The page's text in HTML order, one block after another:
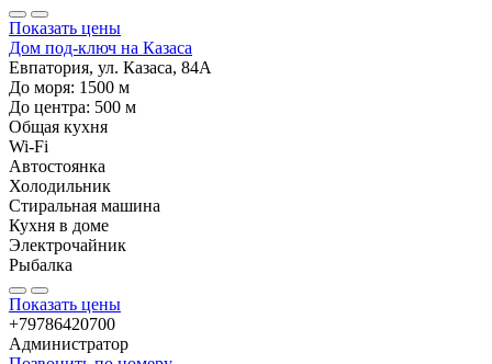
Показать цены
Дом под-ключ на Казаса
Евпатория, ул. Казаса, 84А
До моря: 1500 м
До центра: 500 м
Общая кухня
Wi-Fi
Автостоянка
Холодильник
Стиральная машина
Кухня в доме
Электрочайник
Рыбалка
Показать цены
+79786420700
Администратор